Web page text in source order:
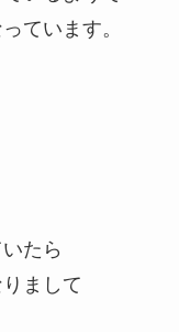
ています。
たら
まして